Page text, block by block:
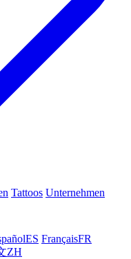
Tattoos Unternehmen
ES FrançaisFR
ZH